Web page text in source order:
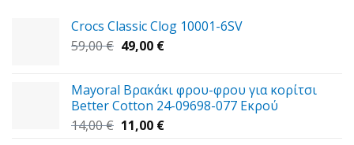
Crocs Classic Clog 10001-6SV
59,00€ Original
59,00 €.
49,00 €Η
είναι:
49,00 €.
Mayoral Βρακάκι φρου-φρου για κορίτσι
Better Cotton 24-09698-077 Εκρού
14,00€ Original
11,00 €Η